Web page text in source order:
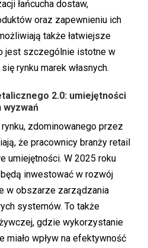
łańcucha dostaw,
oraz zapewnieniu ich
także łatwiejsze
jest szczególnie istotne w
rynku marek własnych.
2.0: umiejętności
wyzwań
zdominowanego przez
że pracownicy branży retail
umiejętności. W 2025 roku
inwestować w rozwój
w obszarze zarządzania
systemów. To także
gdzie wykorzystanie
miało wpływ na efektywność